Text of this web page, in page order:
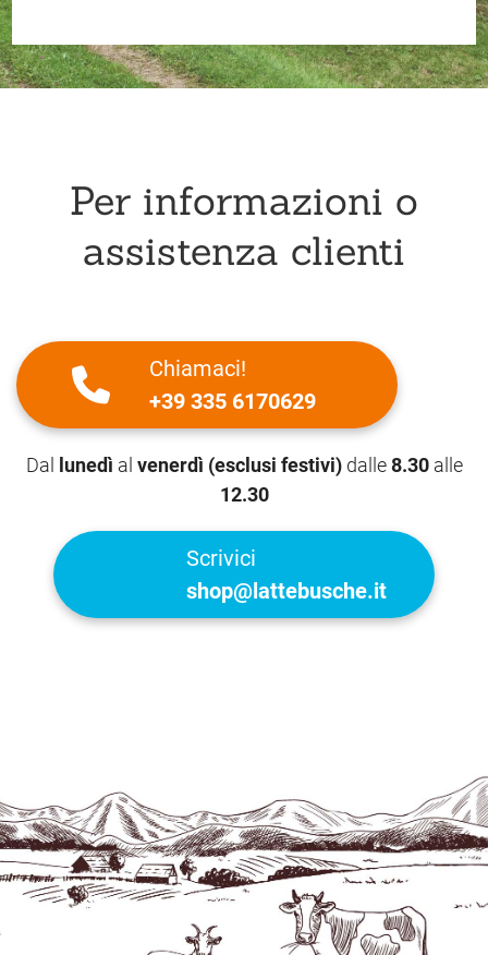
Per informazioni o
assistenza clienti
Chiamaci!
+39 335 6170629
Dal lunedì al venerdì (esclusi festivi) dalle8.30alle
12.30
Scrivici
shop@lattebusche.it